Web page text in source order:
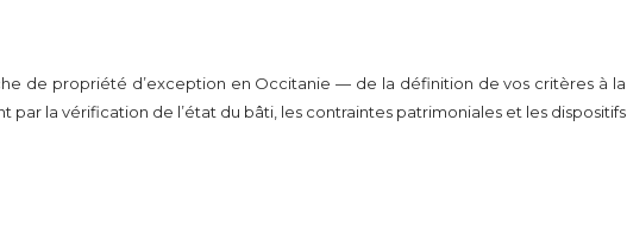
de propriété d’exception en Occitanie — de la définition de vos critères à la
par la vérification de l’état du bâti, les contraintes patrimoniales et les dispositifs